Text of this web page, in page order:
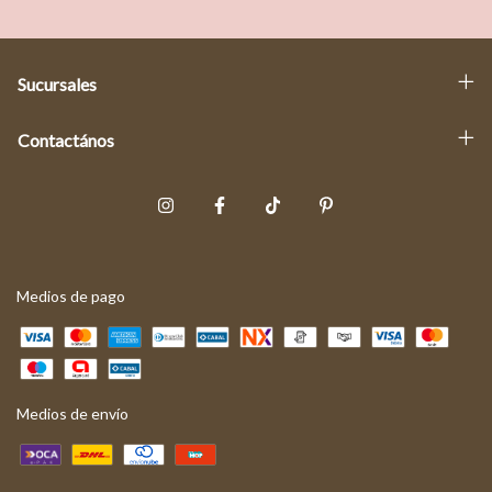
Sucursales
Contactános
Medios de pago
Medios de envío